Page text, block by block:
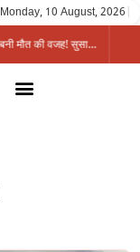
Monday, 10 August, 2026
तबादले की गुहार बनी मौत की वजह! सुसाइड नोट ने पुलिस सिस्टम की संवेदनहीनता उजागर की